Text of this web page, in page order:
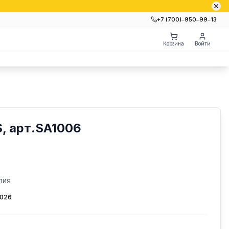
+7 (700)‒950‒99‒13
Корзина Войти
арт.SA1006